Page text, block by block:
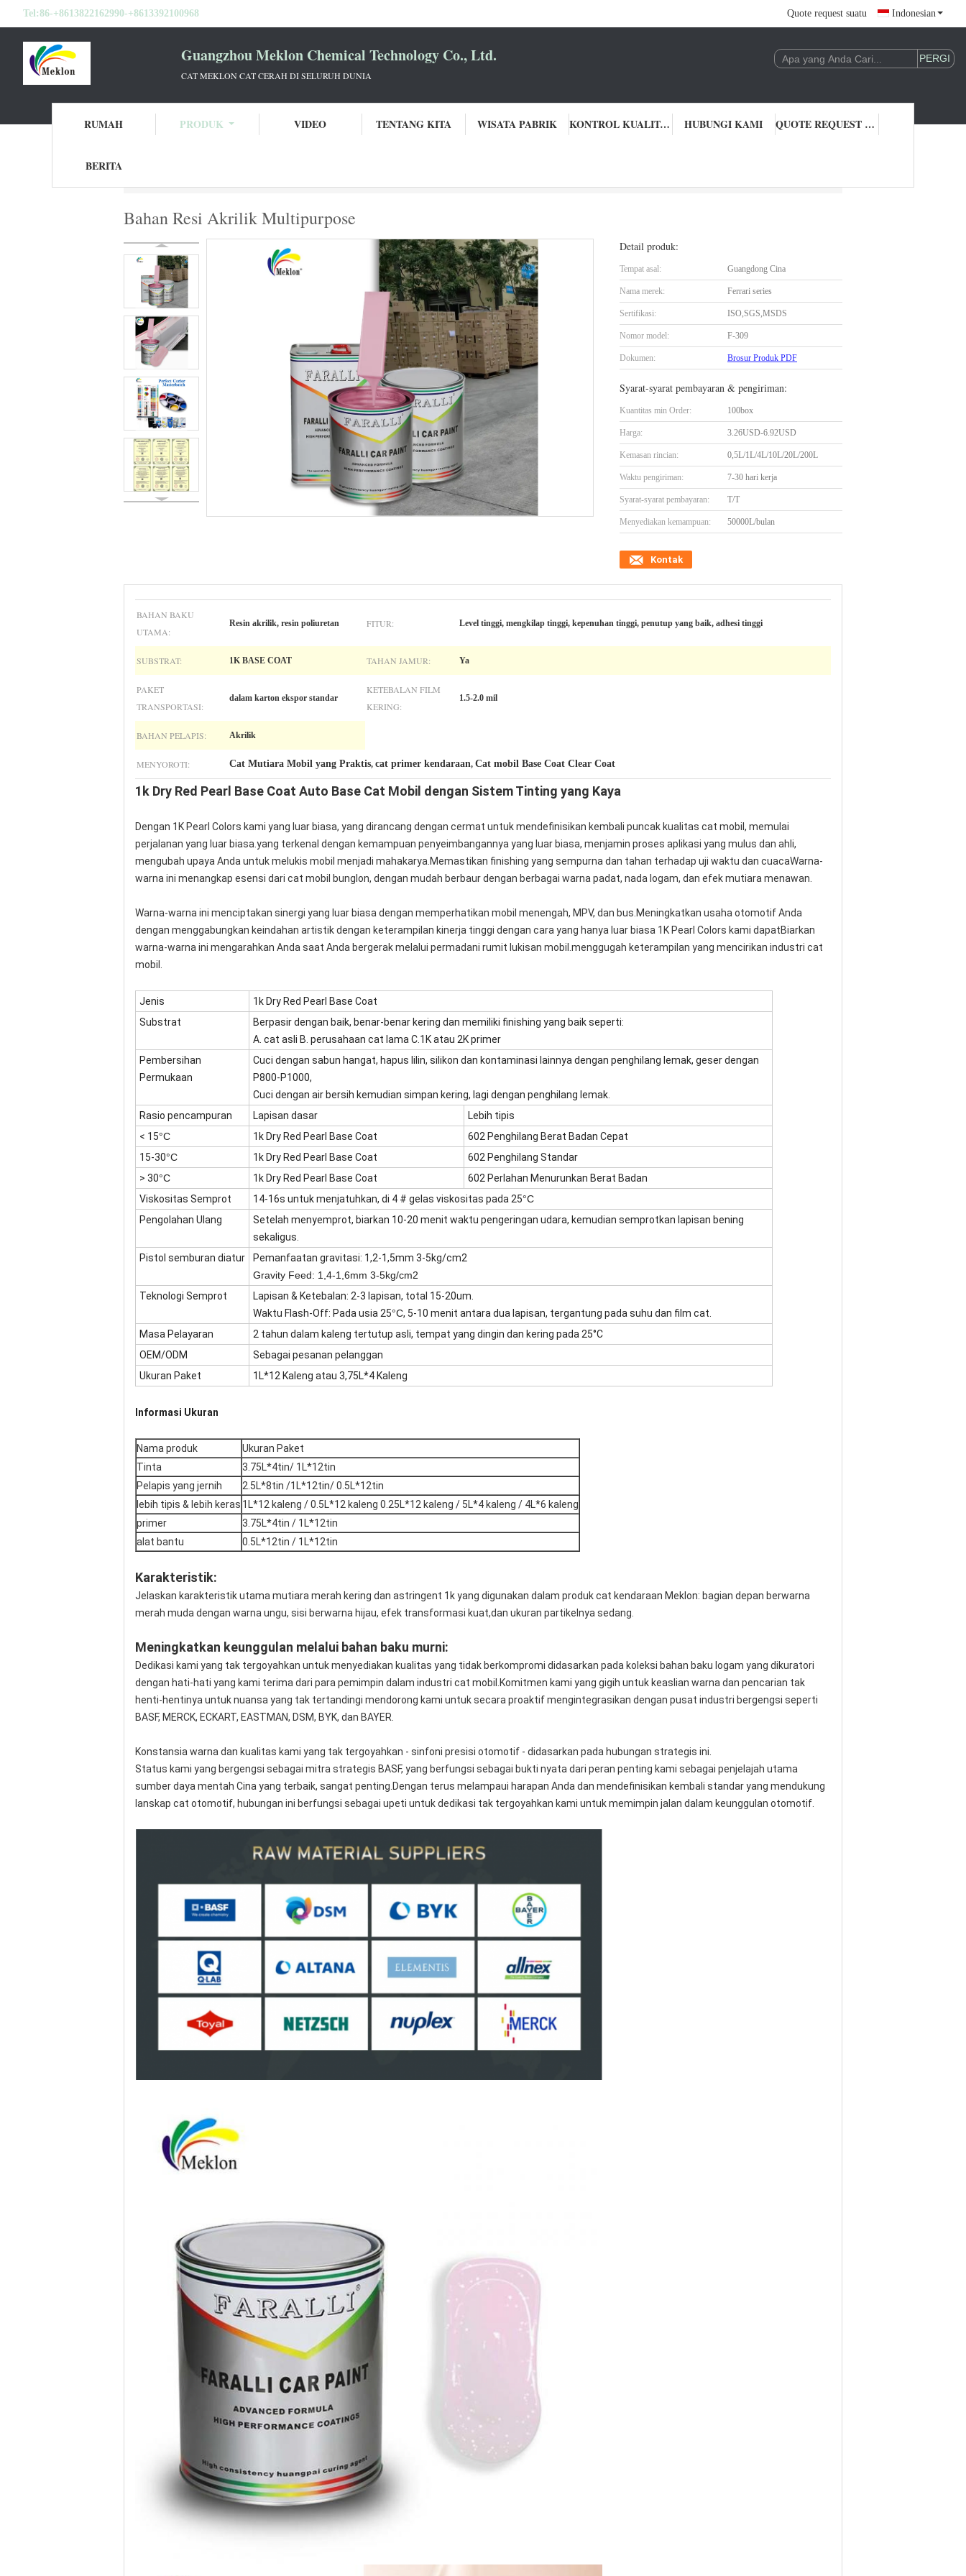
Tel:86-+8613822162990-+8613392100968 Quote request suatu Indonesian
Guangzhou Meklon Chemical Technology Co., Ltd.
CAT MEKLON CAT CERAH DI SELURUH DUNIA
RUMAH PRODUK VIDEO TENTANG KITA WISATA PABRIK KONTROL KUALITAS HUBUNGI KAMI QUOTE REQUEST SUATU
BERITA
Bahan Resi Akrilik Multipurpose
Detail produk:
Tempat asal: Guangdong Cina
Nama merek: Ferrari series
Sertifikasi: ISO,SGS,MSDS
Nomor model: F-309
Dokumen: Brosur Produk PDF
Syarat-syarat pembayaran & pengiriman:
Kuantitas min Order: 100box
Harga: 3.26USD-6.92USD
Kemasan rincian: 0,5L/1L/4L/10L/20L/200L
Waktu pengiriman: 7-30 hari kerja
Syarat-syarat pembayaran: T/T
Menyediakan kemampuan: 50000L/bulan
Kontak
BAHAN BAKU
UTAMA:
Resin akrilik, resin poliuretan FITUR: Level tinggi, mengkilap tinggi, kepenuhan tinggi, penutup yang baik, adhesi tinggi
SUBSTRAT: 1K BASE COAT TAHAN JAMUR: Ya
PAKET
TRANSPORTASI:
dalam karton ekspor standar
KETEBALAN FILM
KERING:
1.5-2.0 mil
BAHAN PELAPIS: Akrilik
MENYOROTI: Cat Mutiara Mobil yang Praktis, cat primer kendaraan, Cat mobil Base Coat Clear Coat
1k Dry Red Pearl Base Coat Auto Base Cat Mobil dengan Sistem Tinting yang Kaya
Dengan 1K Pearl Colors kami yang luar biasa, yang dirancang dengan cermat untuk mendefinisikan kembali puncak kualitas cat mobil, memulai
perjalanan yang luar biasa.yang terkenal dengan kemampuan penyeimbangannya yang luar biasa, menjamin proses aplikasi yang mulus dan ahli,
mengubah upaya Anda untuk melukis mobil menjadi mahakarya.Memastikan finishing yang sempurna dan tahan terhadap uji waktu dan cuacaWarna-
warna ini menangkap esensi dari cat mobil bunglon, dengan mudah berbaur dengan berbagai warna padat, nada logam, dan efek mutiara menawan.
Warna-warna ini menciptakan sinergi yang luar biasa dengan memperhatikan mobil menengah, MPV, dan bus.Meningkatkan usaha otomotif Anda
dengan menggabungkan keindahan artistik dengan keterampilan kinerja tinggi dengan cara yang hanya luar biasa 1K Pearl Colors kami dapatBiarkan
warna-warna ini mengarahkan Anda saat Anda bergerak melalui permadani rumit lukisan mobil.menggugah keterampilan yang mencirikan industri cat
mobil.
Jenis
1k Dry Red Pearl Base Coat
Substrat
Berpasir dengan baik, benar-benar kering dan memiliki finishing yang baik seperti:
A. cat asli B. perusahaan cat lama C.1K atau 2K primer
Pembersihan
Permukaan
Cuci dengan sabun hangat, hapus lilin, silikon dan kontaminasi lainnya dengan penghilang lemak, geser dengan
P800-P1000,
Cuci dengan air bersih kemudian simpan kering, lagi dengan penghilang lemak.
Rasio pencampuran
Lapisan dasar
Lebih tipis
< 15°C 1k Dry Red Pearl Base Coat
602 Penghilang Berat Badan Cepat
15-30°C 1k Dry Red Pearl Base Coat
602 Penghilang Standar
> 30°C 1k Dry Red Pearl Base Coat
602 Perlahan Menurunkan Berat Badan
Viskositas Semprot
14-16s untuk menjatuhkan, di 4 # gelas viskositas pada 25°C
Pengolahan Ulang
Setelah menyemprot, biarkan 10-20 menit waktu pengeringan udara, kemudian semprotkan lapisan bening
sekaligus.
Pistol semburan diatur
Pemanfaatan gravitasi: 1,2-1,5mm 3-5kg/cm2
Gravity Feed: 1,4-1,6mm 3-5kg/cm2
Teknologi Semprot
Lapisan & Ketebalan: 2-3 lapisan, total 15-20um.
Waktu Flash-Off: Pada usia 25°C, 5-10 menit antara dua lapisan, tergantung pada suhu dan film cat.
Masa Pelayaran
2 tahun dalam kaleng tertutup asli, tempat yang dingin dan kering pada 25°C
OEM/ODM
Sebagai pesanan pelanggan
Ukuran Paket
1L*12 Kaleng atau 3,75L*4 Kaleng
Informasi Ukuran
Nama produk
Ukuran Paket
Tinta
3.75L*4tin/ 1L*12tin
Pelapis yang jernih
2.5L*8tin /1L*12tin/ 0.5L*12tin
lebih tipis & lebih keras 1L*12 kaleng / 0.5L*12 kaleng 0.25L*12 kaleng / 5L*4 kaleng / 4L*6 kaleng
primer
3.75L*4tin / 1L*12tin
alat bantu
0.5L*12tin / 1L*12tin
Karakteristik:
Jelaskan karakteristik utama mutiara merah kering dan astringent 1k yang digunakan dalam produk cat kendaraan Meklon: bagian depan berwarna
merah muda dengan warna ungu, sisi berwarna hijau, efek transformasi kuat,dan ukuran partikelnya sedang.
Meningkatkan keunggulan melalui bahan baku murni:
Dedikasi kami yang tak tergoyahkan untuk menyediakan kualitas yang tidak berkompromi didasarkan pada koleksi bahan baku logam yang dikuratori
dengan hati-hati yang kami terima dari para pemimpin dalam industri cat mobil.Komitmen kami yang gigih untuk keaslian warna dan pencarian tak
henti-hentinya untuk nuansa yang tak tertandingi mendorong kami untuk secara proaktif mengintegrasikan dengan pusat industri bergengsi seperti
BASF, MERCK, ECKART, EASTMAN, DSM, BYK, dan BAYER.
Konstansia warna dan kualitas kami yang tak tergoyahkan - sinfoni presisi otomotif - didasarkan pada hubungan strategis ini.
Status kami yang bergengsi sebagai mitra strategis BASF, yang berfungsi sebagai bukti nyata dari peran penting kami sebagai penjelajah utama
sumber daya mentah Cina yang terbaik, sangat penting.Dengan terus melampaui harapan Anda dan mendefinisikan kembali standar yang mendukung
lanskap cat otomotif, hubungan ini berfungsi sebagai upeti untuk dedikasi tak tergoyahkan kami untuk memimpin jalan dalam keunggulan otomotif.